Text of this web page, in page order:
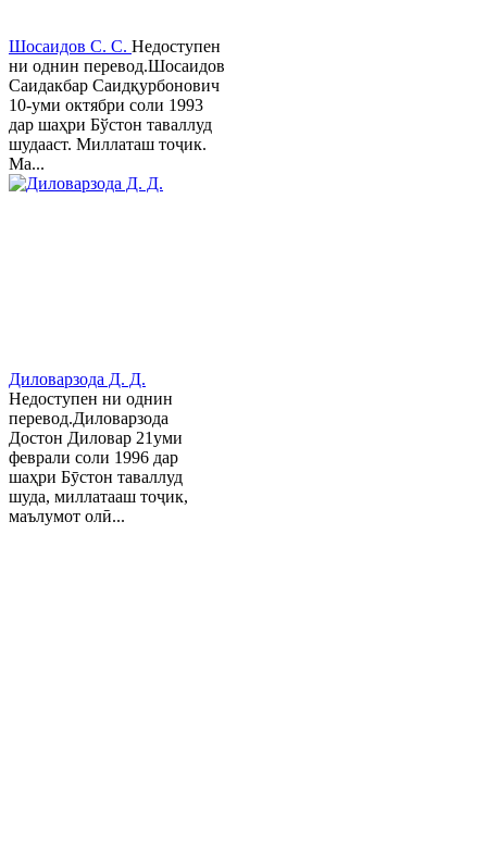
Шосаидов С. С. Недоступен
ни однин перевод.Шосаидов
Саидакбар Саидқурбонович
10-уми октябри соли 1993
дар шаҳри Бўстон таваллуд
шудааст. Миллаташ тоҷик.
Ма...
Диловарзода Д. Д.
Недоступен ни однин
перевод.Диловарзода
Достон Диловар 21уми
феврали соли 1996 дар
шаҳри Бӯстон таваллуд
шуда, миллатааш тоҷик,
маълумот олӣ...